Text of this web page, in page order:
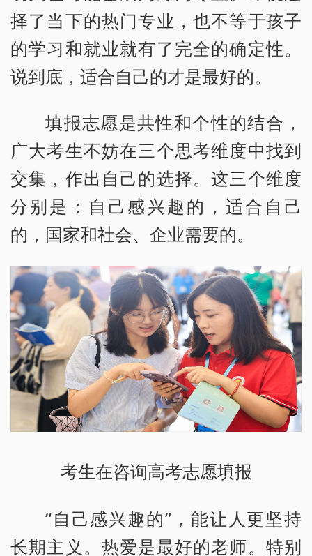
择了当下的热门专业，也不等于孩子
的学习和就业就有了完全的确定性。
说到底，适合自己的才是最好的。
填报志愿是共性和个性的结合，
广大考生不妨在三个思考维度中找到
交集，作出自己的选择。这三个维度
分别是：自己感兴趣的，适合自己
的，国家和社会、企业需要的。
考生在咨询高考志愿填报
“自己感兴趣的”，能让人更坚持
长期主义。热爱是最好的老师。特别